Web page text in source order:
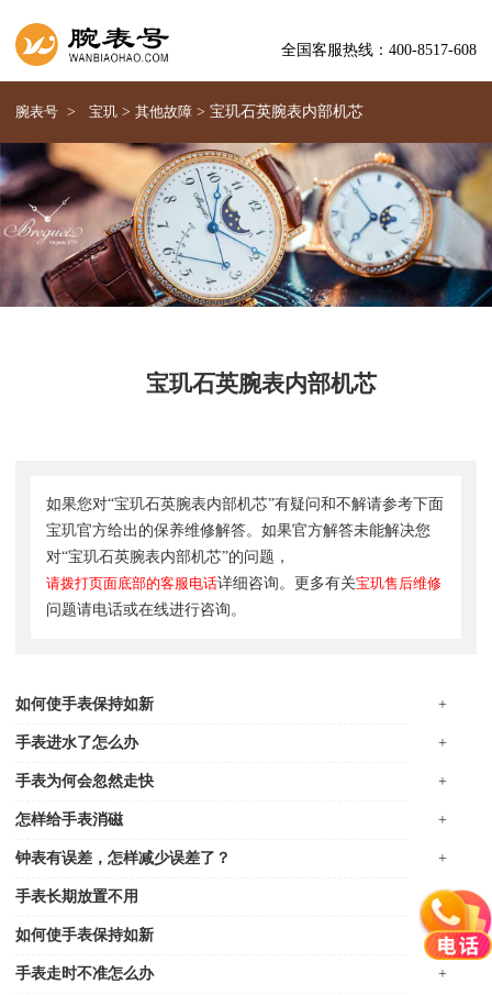
全国客服热线：400-8517-608
腕表号 > 宝玑 > 其他故障 > 宝玑石英腕表内部机芯
宝玑石英腕表内部机芯
如果您对“宝玑石英腕表内部机芯”有疑问和不解请参考下面
宝玑官方给出的保养维修解答。如果官方解答未能解决您
对“宝玑石英腕表内部机芯”的问题，
请拨打页面底部的客服电话详细咨询。更多有关宝玑售后维修
问题请电话或在线进行咨询。
如何使手表保持如新 +
手表进水了怎么办 +
手表为何会忽然走快 +
怎样给手表消磁 +
钟表有误差，怎样减少误差了？ +
手表长期放置不用 +
如何使手表保持如新 +
手表走时不准怎么办 +